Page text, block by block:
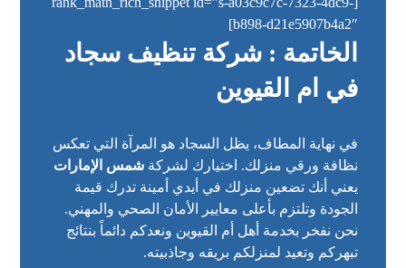
b898-d21e5907b4a2″]
الخاتمة : شركة تنظيف سجاد
في ام القيوين
في نهاية المطاف، يظل السجاد هو المرآة التي تعكس
نظافة ورقي منزلك. اختيارك لشركةشمس الإمارات
يعني أنك تضعين منزلك في أيدي أمينة تدرك قيمة
الجودة وتلتزم بأعلى معايير الأمان الصحي والمهني.
نحن نفخر بخدمة أهل أم القيوين ونعدكم دائماً بنتائج
تبهركم وتعيد لمنزلكم بريقه وجاذبيته.